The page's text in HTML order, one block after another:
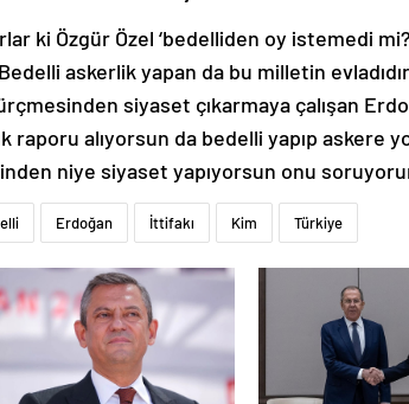
ki Özgür Özel ‘bedelliden oy istemedi
askerlik yapan da bu milletin
siyaset çıkarmaya çalışan
raporu alıyorsun da bedelli yapıp askere
niye siyaset yapıyorsun onu
Erdoğan İttifakı Kim Türkiye